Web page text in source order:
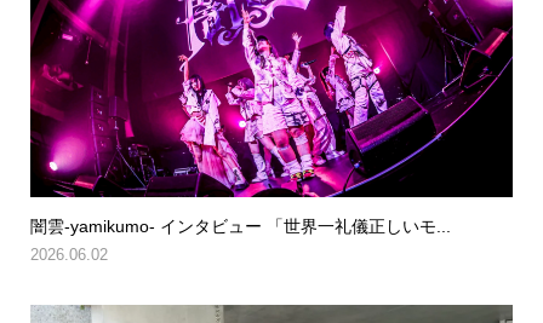
闇雲-yamikumo- インタビュー 「世界一礼儀正しいモ...
2026.06.02